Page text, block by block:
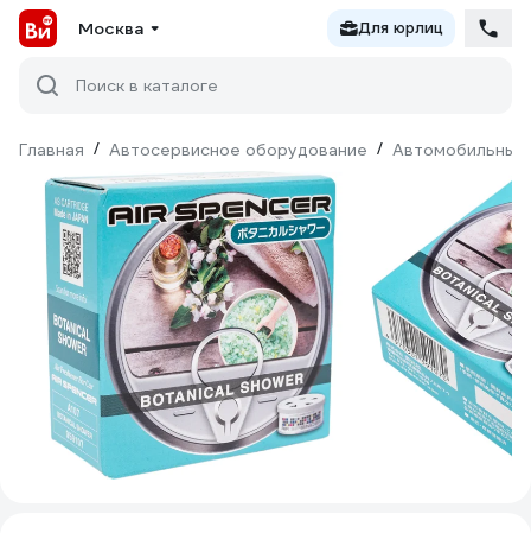
Москва Для юрлиц
Поиск в каталоге
Главная / Автосервисное оборудование / Автомобильные